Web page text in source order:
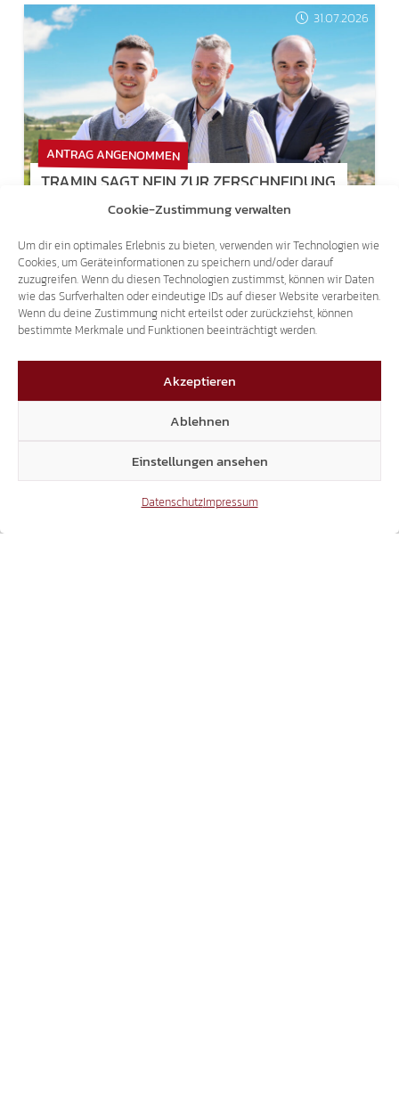
Cookie-Zustimmung verwalten
Um dir ein optimales Erlebnis zu bieten, verwenden wir Technologien wie
Cookies, um Geräteinformationen zu speichern und/oder darauf
zuzugreifen. Wenn du diesen Technologien zustimmst, können wir Daten
wie das Surfverhalten oder eindeutige IDs auf dieser Website verarbeiten.
Wenn du deine Zustimmung nicht erteilst oder zurückziehst, können
bestimmte Merkmale und Funktionen beeinträchtigt werden.
Akzeptieren
Ablehnen
Einstellungen ansehen
DatenschutzImpressum
31.07.2026
ANTRAG ANGENOMMEN
TRAMIN SAGT NEIN ZUR ZERSCHNEIDUNG
DES UNTERLANDES
30.07.2026
KLAUSURTAGUNG IN LANA:
SÜD-TIROLER FREIHEIT LANA ZIEHT BILANZ
UND SETZT NEUE SCHWERPUNKTE!